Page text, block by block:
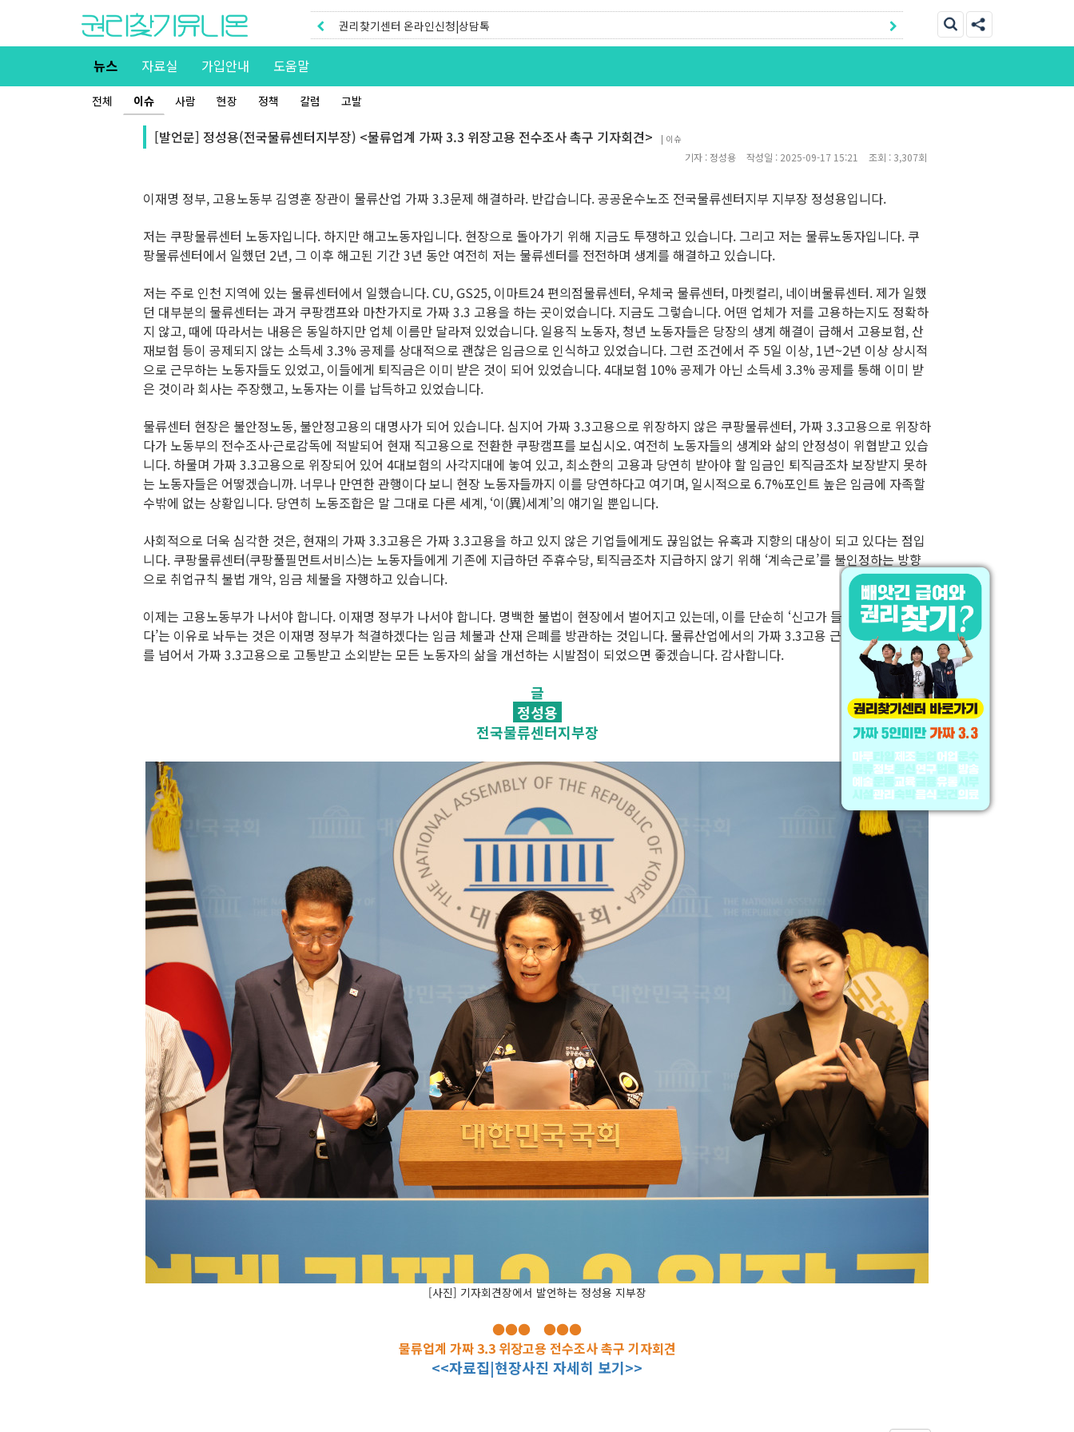
권리찾기센터 온라인신청|상담톡
뉴스 자료실 가입안내 도움말
전체 이슈 사람 현장 정책 칼럼 고발
[발언문] 정성용(전국물류센터지부장) <물류업계 가짜 3.3 위장고용 전수조사 촉구 기자회견> | 이슈
기자 : 정성용 작성일 : 2025-09-17 15:21 조회 : 3,307회
이재명 정부, 고용노동부 김영훈 장관이 물류산업 가짜 3.3문제 해결하라. 반갑습니다. 공공운수노조 전국물류센터지부 지부장 정성용입니다.
저는 쿠팡물류센터 노동자입니다. 하지만 해고노동자입니다. 현장으로 돌아가기 위해 지금도 투쟁하고 있습니다. 그리고 저는 물류노동자입니다. 쿠
팡물류센터에서 일했던 2년, 그 이후 해고된 기간 3년 동안 여전히 저는 물류센터를 전전하며 생계를 해결하고 있습니다.
저는 주로 인천 지역에 있는 물류센터에서 일했습니다. CU, GS25, 이마트24 편의점물류센터, 우체국 물류센터, 마켓컬리, 네이버물류센터. 제가 일했
던 대부분의 물류센터는 과거 쿠팡캠프와 마찬가지로 가짜 3.3 고용을 하는 곳이었습니다. 지금도 그렇습니다. 어떤 업체가 저를 고용하는지도 정확하
지 않고, 때에 따라서는 내용은 동일하지만 업체 이름만 달라져 있었습니다. 일용직 노동자, 청년 노동자들은 당장의 생계 해결이 급해서 고용보험, 산
재보험 등이 공제되지 않는 소득세 3.3% 공제를 상대적으로 괜찮은 임금으로 인식하고 있었습니다. 그런 조건에서 주 5일 이상, 1년~2년 이상 상시적
으로 근무하는 노동자들도 있었고, 이들에게 퇴직금은 이미 받은 것이 되어 있었습니다. 4대보험 10% 공제가 아닌 소득세 3.3% 공제를 통해 이미 받
은 것이라 회사는 주장했고, 노동자는 이를 납득하고 있었습니다.
물류센터 현장은 불안정노동, 불안정고용의 대명사가 되어 있습니다. 심지어 가짜 3.3고용으로 위장하지 않은 쿠팡물류센터, 가짜 3.3고용으로 위장하
다가 노동부의 전수조사·근로감독에 적발되어 현재 직고용으로 전환한 쿠팡캠프를 보십시오. 여전히 노동자들의 생계와 삶의 안정성이 위협받고 있습
니다. 하물며 가짜 3.3고용으로 위장되어 있어 4대보험의 사각지대에 놓여 있고, 최소한의 고용과 당연히 받아야 할 임금인 퇴직금조차 보장받지 못하
는 노동자들은 어떻겠습니까. 너무나 만연한 관행이다 보니 현장 노동자들까지 이를 당연하다고 여기며, 일시적으로 6.7%포인트 높은 임금에 자족할
수밖에 없는 상황입니다. 당연히 노동조합은 말 그대로 다른 세계, ‘이(異)세계’의 얘기일 뿐입니다.
사회적으로 더욱 심각한 것은, 현재의 가짜 3.3고용은 가짜 3.3고용을 하고 있지 않은 기업들에게도 끊임없는 유혹과 지향의 대상이 되고 있다는 점입
니다. 쿠팡물류센터(쿠팡풀필먼트서비스)는 노동자들에게 기존에 지급하던 주휴수당, 퇴직금조차 지급하지 않기 위해 ‘계속근로’를 불인정하는 방향
으로 취업규칙 불법 개악, 임금 체불을 자행하고 있습니다.
이제는 고용노동부가 나서야 합니다. 이재명 정부가 나서야 합니다. 명백한 불법이 현장에서 벌어지고 있는데, 이를 단순히 ‘신고가 들어오지 않았
다’는 이유로 놔두는 것은 이재명 정부가 척결하겠다는 임금 체불과 산재 은폐를 방관하는 것입니다. 물류산업에서의 가짜 3.3고용 근절이 물류노동자
를 넘어서 가짜 3.3고용으로 고통받고 소외받는 모든 노동자의 삶을 개선하는 시발점이 되었으면 좋겠습니다. 감사합니다.
글
정성용
전국물류센터지부장
[사진] 기자회견장에서 발언하는 정성용 지부장
●●● ●●●
물류업계 가짜 3.3 위장고용 전수조사 촉구 기자회견
<<자료집|현장사진 자세히 보기>>